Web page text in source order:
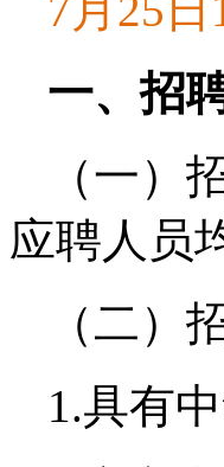
一、招
（一）
应聘人员
（二）
1.具有